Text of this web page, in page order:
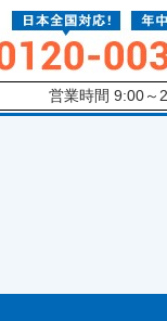
営業時間 9:00～